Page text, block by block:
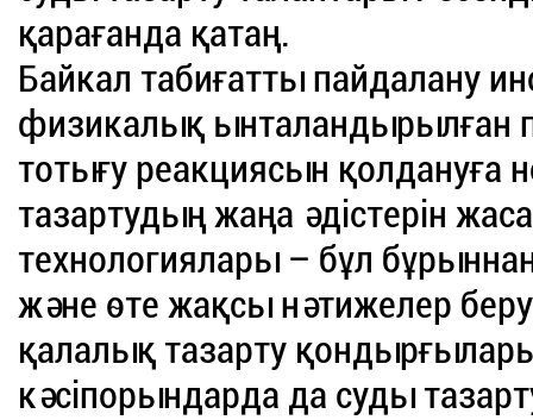
қарағанда қатаң.
Байкал табиғатты пайдалану
физикалық ынталандырылған
тотығу реакциясын қолдануға
тазартудың жаңа әдістерін
технологиялары – бұл
және өте жақсы нәтижелер
қалалық тазарту
кәсіпорындарда да суды